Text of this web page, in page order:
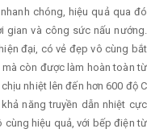
chóng, hiệu quả qua đó
và công sức nấu nướng.
đại, có vẻ đẹp vô cùng bắt
còn được làm hoàn toàn từ
nhiệt lên đến hơn 600 độ C
năng truyền dẫn nhiệt cực
cùng hiệu quả, với bếp điện từ